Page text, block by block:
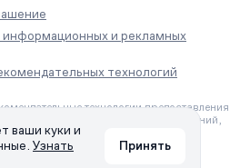
информационных и рекламных
технологий
технологии предоставления
систематизации и анализа сведений,
пользователей сети «Интернет»,
Российской Федерации.
ваши куки и
Узнать
Принять